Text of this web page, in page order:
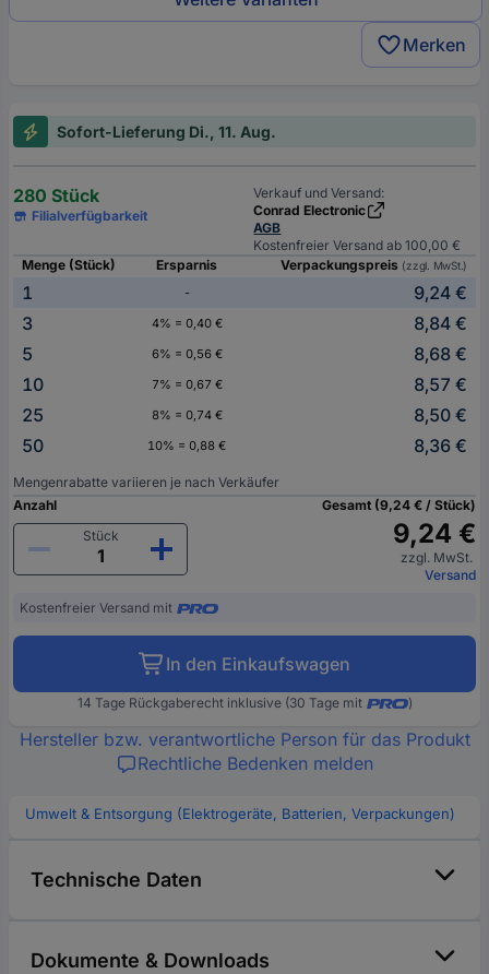
Merken
Sofort-Lieferung Di., 11. Aug.
280 Stück
Filialverfügbarkeit
Verkauf und Versand:
Conrad Electronic
AGB
Kostenfreier Versand ab 100,00 €
Menge (Stück)
Ersparnis Verpackungspreis (zzgl. MwSt.)
1 -
9,24 €
3
4% = 0,40 €
8,84 €
5
6% = 0,56 €
8,68 €
10
7% = 0,67 €
8,57 €
25
8% = 0,74 €
8,50 €
50
10% = 0,88 € 8,36 €
Mengenrabatte variieren je nach Verkäufer
Anzahl
Stück
Gesamt (9,24 € / Stück)
9,24 €
zzgl. MwSt.
Versand
Kostenfreier Versand mit
In den Einkaufswagen
14 Tage Rückgaberecht inklusive (30 Tage mit )
Hersteller bzw. verantwortliche Person für das Produkt
Rechtliche Bedenken melden
Umwelt & Entsorgung (Elektrogeräte, Batterien, Verpackungen)
Technische Daten
Dokumente & Downloads